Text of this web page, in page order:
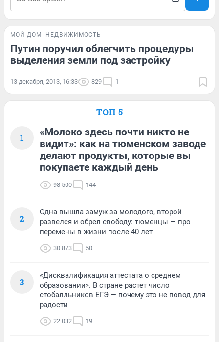
МОЙ ДОМ НЕДВИЖИМОСТЬ
Путин поручил облегчить процедуры
выделения земли под застройку
13 декабря, 2013, 16:33 829 1
ТОП 5
1
«Молоко здесь почти никто не
видит»: как на тюменском заводе
делают продукты, которые вы
покупаете каждый день
98 500 144
2
Одна вышла замуж за молодого, второй
развелся и обрел свободу: тюменцы — про
перемены в жизни после 40 лет
30 873 50
3
«Дисквалификация аттестата о среднем
образовании». В стране растет число
стобалльников ЕГЭ — почему это не повод для
радости
22 032 19